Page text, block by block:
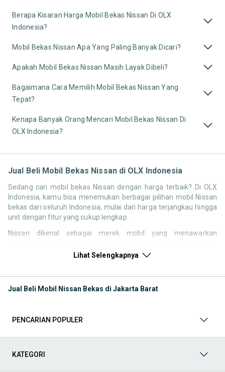
Berapa Kisaran Harga Mobil Bekas Nissan Di OLX
Indonesia?
Mobil Bekas Nissan Apa Yang Paling Banyak Dicari?
Apakah Mobil Bekas Nissan Masih Layak Dibeli?
Bagaimana Cara Memilih Mobil Bekas Nissan Yang
Tepat?
Kenapa Banyak Orang Mencari Mobil Bekas Nissan Di
OLX Indonesia?
Jual Beli Mobil Bekas Nissan di OLX Indonesia
Sedang cari mobil bekas Nissan dengan harga terbaik? Di OLX
Indonesia, kamu bisa menemukan berbagai pilihan mobil Nissan
bekas dari seluruh Indonesia, mulai dari harga terjangkau hingga
unit dengan fitur yang cukup lengkap.
Nissan dikenal sebagai merek mobil yang menawarkan
kompetitif di kelasnya. Hal ini membuat pencarian seperti mobil
Melalui halaman ini, kamu bisa langsung membandingkan
Model Mobil Bekas Nissan yang Paling Banyak Dicari
Beberapa model Nissan memiliki permintaan yang cukup stabil di
Lihat Selengkapnya
Jual Beli Mobil Nissan Bekas di Jakarta Barat
PENCARIAN POPULER
KATEGORI